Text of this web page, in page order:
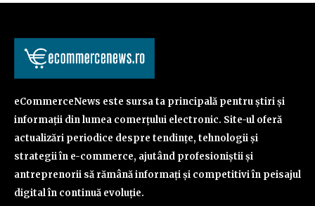
eCommerceNews este sursa ta principală pentru știri și
informații din lumea comerțului electronic. Site-ul oferă
actualizări periodice despre tendințe, tehnologii și
strategii în e-commerce, ajutând profesioniștii și
antreprenorii să rămână informați și competitivi în peisajul
digital în continuă evoluție.